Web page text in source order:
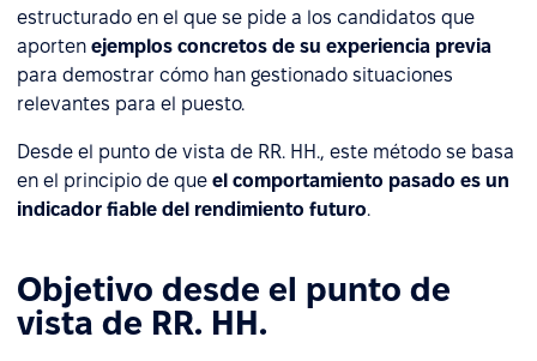
estructurado en el que se pide a los candidatos que
aporten ejemplos concretos de su experiencia previa
para demostrar cómo han gestionado situaciones
relevantes para el puesto.
Desde el punto de vista de RR. HH., este método se basa
en el principio de que el comportamiento pasado es un
indicador fiable del rendimiento futuro.
Objetivo desde el punto de
vista de RR. HH.